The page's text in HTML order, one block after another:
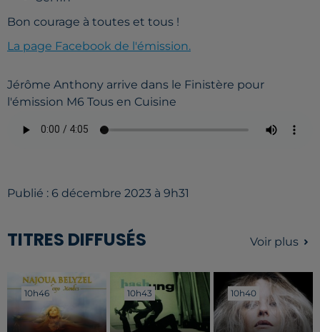
Bon courage à toutes et tous !
La page Facebook de l'émission.
Jérôme Anthony arrive dans le Finistère pour
l'émission M6 Tous en Cuisine
Publié : 6 décembre 2023 à 9h31
TITRES DIFFUSÉS Voir plus
10h46
10h46 10h43
10h43 10h40
10h40